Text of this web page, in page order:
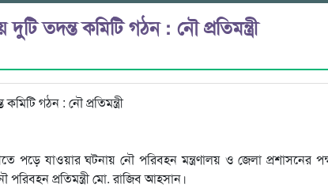
তদন্ত কমিটি গঠন : নৌ প্রতিমন্ত্রী
পড়ে যাওয়ার ঘটনায় নৌ পরিবহন মন্ত্রণালয় ও জেলা প্রশাসনের
প্রতিমন্ত্রী মো. রাজিব আহসান।